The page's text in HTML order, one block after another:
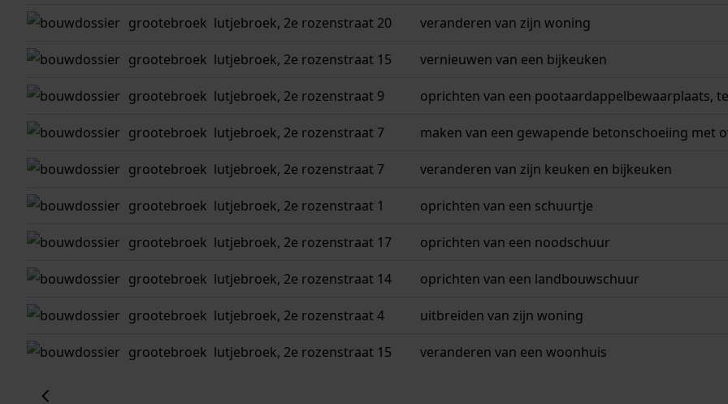
grootebroek lutjebroek, 2e rozenstraat 20 veranderen van zijn woning
grootebroek lutjebroek, 2e rozenstraat 15 vernieuwen van een bijkeuken
grootebroek lutjebroek, 2e rozenstraat 9 oprichten van een pootaardappelbewaarplaats,
grootebroek lutjebroek, 2e rozenstraat 7 maken van een gewapende betonschoeiing met
grootebroek lutjebroek, 2e rozenstraat 7 veranderen van zijn keuken en bijkeuken
grootebroek lutjebroek, 2e rozenstraat 1 oprichten van een schuurtje
grootebroek lutjebroek, 2e rozenstraat 17 oprichten van een noodschuur
grootebroek lutjebroek, 2e rozenstraat 14 oprichten van een landbouwschuur
grootebroek lutjebroek, 2e rozenstraat 4 uitbreiden van zijn woning
grootebroek lutjebroek, 2e rozenstraat 15 veranderen van een woonhuis